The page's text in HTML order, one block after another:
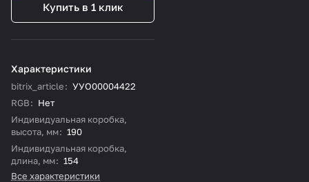
Купить в 1 клик
Характеристики
bitrix_article: УУО00004422
RGB: Нет
Индивидуальная коробка,
высота, мм: 190
Индивидуальная коробка,
длина, мм: 154
Все характеристики